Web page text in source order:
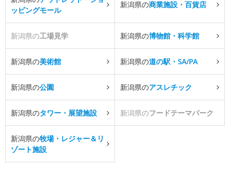
ッピングモール
新潟県の商業施設・百貨店
新潟県の工場見学 新潟県の博物館・科学館
新潟県の美術館 新潟県の道の駅・SA/PA
新潟県の公園 新潟県のアスレチック
新潟県のタワー・展望施設 新潟県のフードテーマパーク
新潟県の牧場・レジャー＆リ
ゾート施設